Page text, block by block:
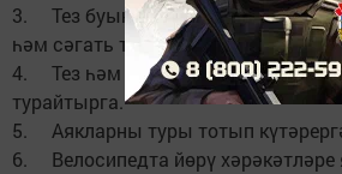
3. Тез буыннарын бөгеп, аякларны
һәм сәгать теленә каршы
4. Тез һәм оча-бот буыннарын
турайтырга.
5. Аякларны туры тотып
6. Велосипедта йөрү хәрәкәтләре